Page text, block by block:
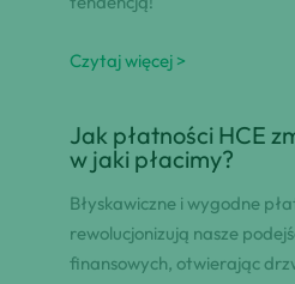
Czytaj więcej >
Jak płatności HCE
w jaki płacimy?
Błyskawiczne i wygodne
rewolucjonizują nasze
finansowych, otwierając